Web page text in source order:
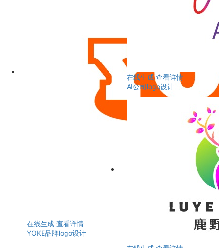
在线生成 查看详情
YOKE品牌logo设计
在线生成 查看详情
AI公司logo设计